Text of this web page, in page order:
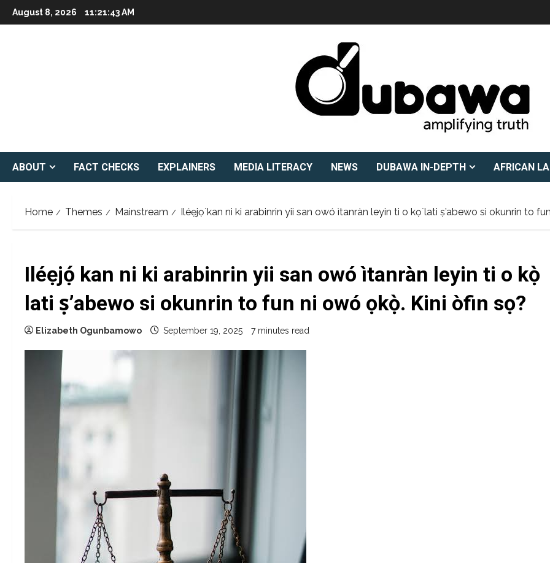
Skip
to
August 8, 2026 11:21:44 AM
ABOUT FACT CHECKS EXPLAINERS MEDIA LITERACY NEWS DUBAWA IN-DEPTH AFRICAN
Home Themes Mainstream Iléẹjọ́ kan ni ki arabinrin yii san owó ìtanràn leyin ti o kọ̀ lati ṣ’abewo si okunrin to
Iléẹjọ́ kan ni ki arabinrin yii san owó ìtanràn leyin ti o kọ̀
lati ṣ’abewo si okunrin to fun ni owó ọkọ̀. Kini òfin sọ?
Elizabeth Ogunbamowo September 19, 2025 7 minutes read